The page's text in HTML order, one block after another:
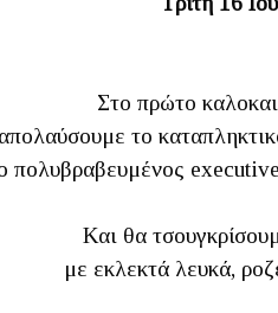
Στο πρώτο
το
πολυβραβευμένος
Και θα
με εκλεκτά λευκά,